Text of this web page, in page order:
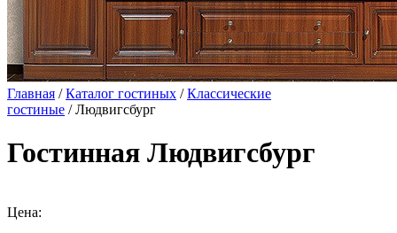
Главная /Каталог гостиных /Классические
гостиные / Людвигсбург
Гостинная Людвигсбург
Цена: